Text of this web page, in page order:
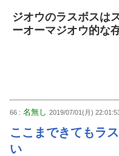
ジオウのラスボスは
ーオーマジオウ的な
66 : 名無し 2019/07/01(月)
ここまできてもラ
い